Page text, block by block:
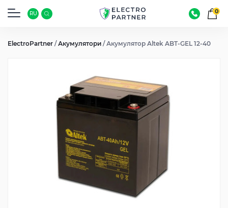
RU 0
ElectroPartner /Акумулятори /Акумулятор Altek ABT-GEL 12-40